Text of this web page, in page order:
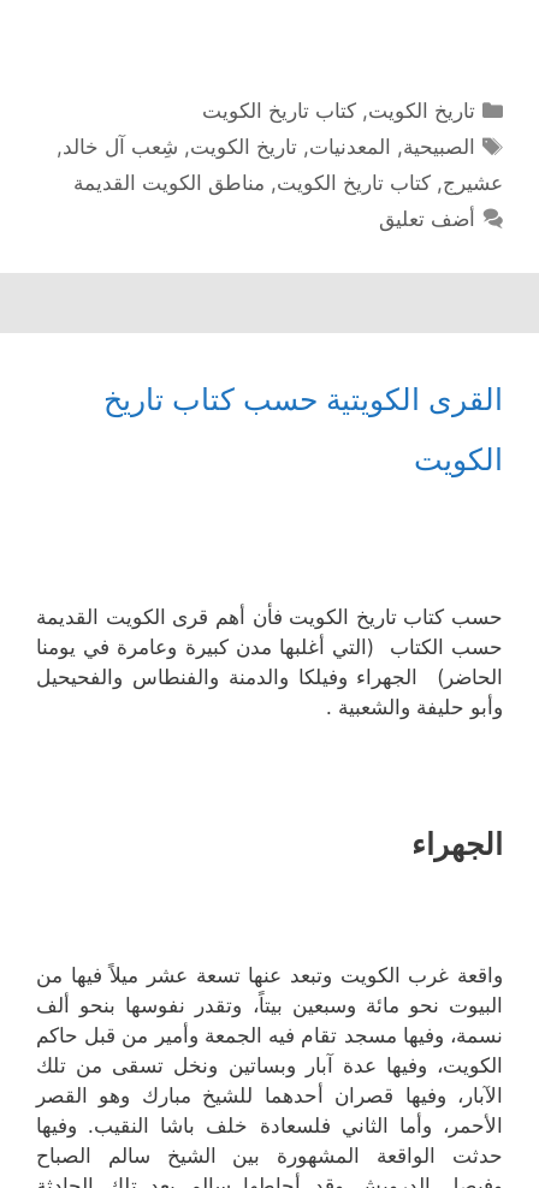
التصنيفات
تاريخ الكويت,كتاب تاريخ الكويت
الوسوم
الصبيحية, المعدنيات,تاريخ الكويت, شِعب آل خالد,
عشیرج, كتاب تاريخ الكويت, مناطق الكويت القديمة
أضف تعليق
القرى الكويتية حسب كتاب تاريخ
الكويت
حسب كتاب تاريخ الكويت فأن أهم قرى الكويت القديمة
حسب الكتاب (التي أغلبها مدن كبيرة وعامرة في يومنا
الحاضر) الجهراء وفيلكا والدمنة والفنطاس والفحيحيل
وأبو حليفة والشعبية .
الجهراء
واقعة غرب الكويت وتبعد عنها تسعة عشر ميلاً فيها من
البيوت نحو مائة وسبعين بيتاً، وتقدر نفوسها بنحو ألف
نسمة، وفيها مسجد تقام فيه الجمعة وأمير من قبل حاكم
الكويت، وفيها عدة آبار وبساتين ونخل تسقى من تلك
الآبار، وفيها قصران أحدهما للشيخ مبارك وهو القصر
الأحمر، وأما الثاني فلسعادة خلف باشا النقيب. وفيها
حدثت الواقعة المشهورة بين الشيخ سالم الصباح